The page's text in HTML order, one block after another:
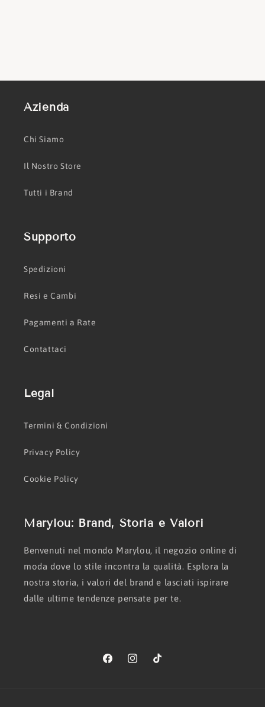
Azienda
Chi Siamo
Il Nostro Store
Tutti i Brand
Supporto
Spedizioni
Resi e Cambi
Pagamenti a Rate
Contattaci
Legal
Termini & Condizioni
Privacy Policy
Cookie Policy
Marylou: Brand, Storia e Valori
Benvenuti nel mondo Marylou, il negozio online di
moda dove lo stile incontra la qualità. Esplora la
nostra storia, i valori del brand e lasciati ispirare
dalle ultime tendenze pensate per te.
FacebookInstagramTikTok